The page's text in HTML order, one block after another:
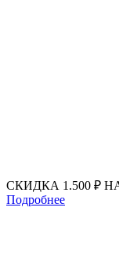
СКИДКА 1.500 ₽
Подробнее